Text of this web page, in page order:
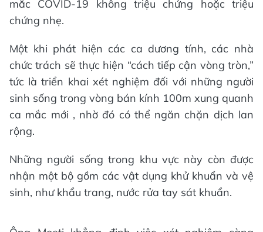
mắc COVID-19 không triệu chứng hoặc triệu
chứng nhẹ.
Một khi phát hiện các ca dương tính, các nhà
chức trách sẽ thực hiện “cách tiếp cận vòng tròn,”
tức là triển khai xét nghiệm đối với những người
sinh sống trong vòng bán kính 100m xung quanh
ca mắc mới , nhờ đó có thể ngăn chặn dịch lan
rộng.
Những người sống trong khu vực này còn được
nhận một bộ gồm các vật dụng khử khuẩn và vệ
sinh, như khẩu trang, nước rửa tay sát khuẩn.